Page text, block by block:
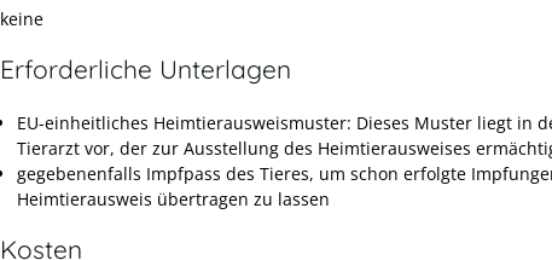
keine
Erforderliche Unterlagen
EU-einheitliches Heimtierausweismuster: Dieses Muster liegt in
Tierarzt vor, der zur Ausstellung des Heimtierausweises
gegebenenfalls Impfpass des Tieres, um schon erfolgte
Heimtierausweis übertragen zu lassen
Kosten